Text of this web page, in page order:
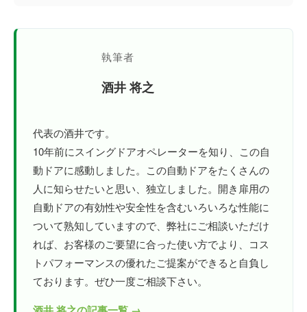
執筆者
酒井 将之
代表の酒井です。
10年前にスイングドアオペレーターを知り、この自
動ドアに感動しました。この自動ドアをたくさんの
人に知らせたいと思い、独立しました。開き扉用の
自動ドアの有効性や安全性を含むいろいろな性能に
ついて熟知していますので、弊社にご相談いただけ
れば、お客様のご要望に合った使い方でより、コス
トパフォーマンスの優れたご提案ができると自負し
ております。ぜひ一度ご相談下さい。